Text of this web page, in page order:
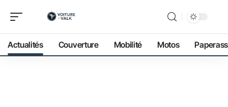
Actualités Couverture Mobilité Motos